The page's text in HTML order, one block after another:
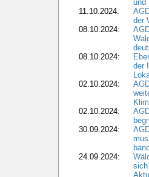
und
11.10.2024:
der
08.10.2024:
08.10.2024:
der
02.10.2024:
02.10.2024:
30.09.2024:
24.09.2024:
sich